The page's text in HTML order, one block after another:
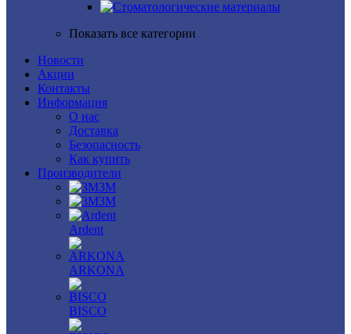
Показать все категории
Новости
Акции
Контакты
Информация
О нас
Доставка
Безопасность
Как купить
Производители
3M
3М
Ardent
ARKONA
BISCO